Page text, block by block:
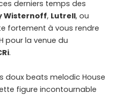
derniers temps des
Wisternoff, Lutrell, ou
fortement à vous rendre
pour la venue du
.
doux beats melodic House
figure incontournable